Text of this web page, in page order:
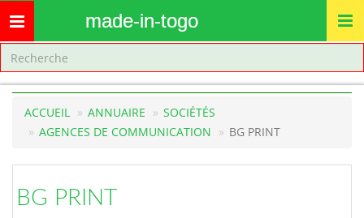
Toggle
navigation
made-in-togo
ACCUEIL ANNUAIRE
SOCIÉTÉS
AGENCES DE COMMUNICATION
BG PRINT
BG PRINT